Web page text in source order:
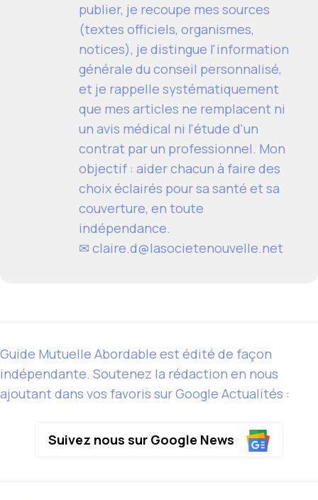
publier, je recoupe mes sources
(textes officiels, organismes,
notices), je distingue l'information
générale du conseil personnalisé,
et je rappelle systématiquement
que mes articles ne remplacent ni
un avis médical ni l'étude d'un
contrat par un professionnel. Mon
objectif : aider chacun à faire des
choix éclairés pour sa santé et sa
couverture, en toute
indépendance.
✉ claire.d@lasocietenouvelle.net
Guide Mutuelle Abordable est édité de façon
indépendante. Soutenez la rédaction en nous
ajoutant dans vos favoris sur Google Actualités :
Suivez nous sur Google News